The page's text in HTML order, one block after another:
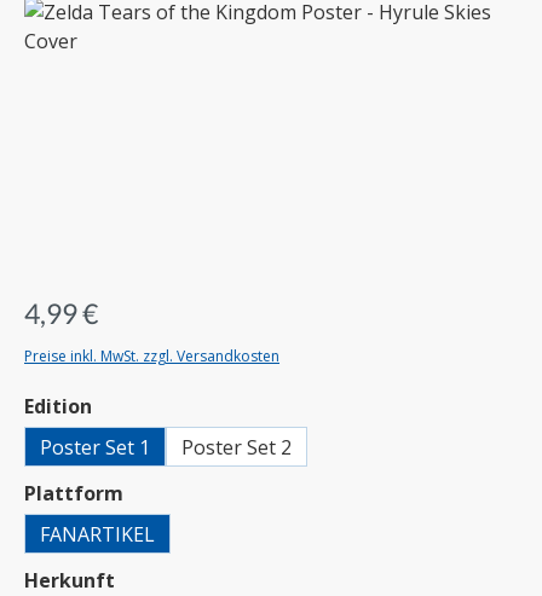
Bildergalerie überspringen
4,99 €
Preise inkl. MwSt. zzgl. Versandkosten
Edition
Poster Set 1
Poster Set 2
Plattform
FANARTIKEL
Herkunft